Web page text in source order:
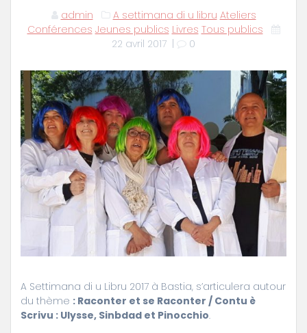
admin A settimana di u libru Ateliers
Conférences Jeunes publics Livres Tous publics
22 avril 2017
0
A Settimana di u Libru 2017 à Bastia, s’articulera autour
du thème : Raconter et se Raconter / Contu è
Scrivu : Ulysse, Sinbdad et Pinocchio.